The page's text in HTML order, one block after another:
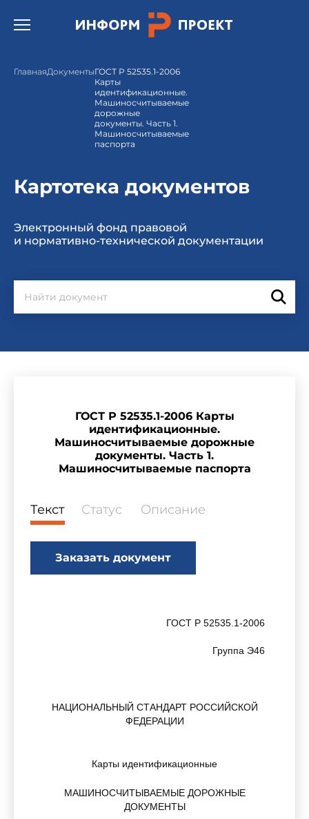
Открыть бургер меню.
ГлавнаяДокументыГОСТ Р 52535.1-2006
Карты
идентификационные.
Машиносчитываемые
дорожные
документы. Часть 1.
Машиносчитываемые
паспорта
Картотека документов
Электронный фонд правовой
и нормативно-технической документации
ГОСТ Р 52535.1-2006 Карты
идентификационные.
Машиносчитываемые дорожные
документы. Часть 1.
Машиносчитываемые паспорта
Текст Статус Описание
Заказать документ
ГОСТ Р 52535.1-2006
Группа Э46
НАЦИОНАЛЬНЫЙ СТАНДАРТ РОССИЙСКОЙ
ФЕДЕРАЦИИ
Карты идентификационные
МАШИНОСЧИТЫВАЕМЫЕ ДОРОЖНЫЕ
ДОКУМЕНТЫ